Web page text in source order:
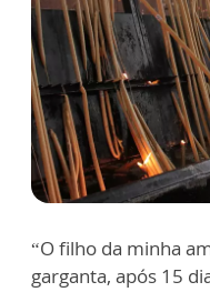
“O filho da minha
garganta, após 15